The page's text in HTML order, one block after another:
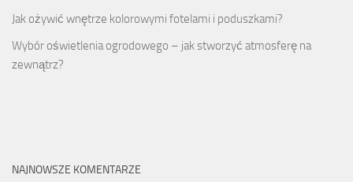
Jak ożywić wnętrze kolorowymi fotelami i poduszkami?
Wybór oświetlenia ogrodowego – jak stworzyć atmosferę na
zewnątrz?
NAJNOWSZE KOMENTARZE